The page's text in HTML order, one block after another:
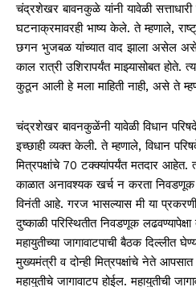
चंद्रशेखर बावनकुळे यांनी यावेळी सत्ताधारी
घटनाक्रमावरही भाष्य केले. ते म्हणाले,
छगन भुजबळ यांच्यात वाद झाला असेल
काल रात्री उशिरापर्यंत माझ्यासोबत होते.
कुठून आली हे मला माहिती नाही, असे ते
चंद्रशेखर बावनकुळेंनी यावेळी विधान
इच्छाही व्यक्त केली. ते म्हणाले, विधान
मित्रपक्षांचे 70 टक्क्यांपर्यंत मतदार आहेत.
काळात अनावश्यक खर्च न करता निवडणूक
विनंती आहे. गरज भासल्यास मी या
दुष्काळी परिस्थितीत निवडणूक लढवण्यापेक्षा
महायुतीच्या जागावाटपाची बैठक दिल्लीत
मुख्यमंत्री व दोन्ही मित्रपक्षांचे नेते
महायुतीचे जागावाटप होईल. महायुतीची